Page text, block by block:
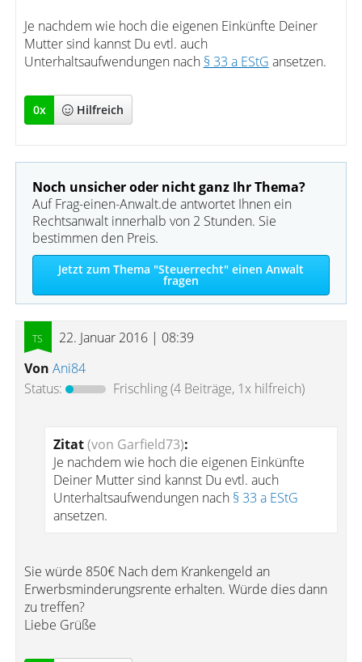
Je nachdem wie hoch die eigenen Einkünfte Deiner
Mutter sind kannst Du evtl. auch
Unterhaltsaufwendungen nach § 33 a EStG ansetzen.
0x Hilfreich
Noch unsicher oder nicht ganz Ihr Thema?
Auf Frag-einen-Anwalt.de antwortet Ihnen ein
Rechtsanwalt innerhalb von 2 Stunden. Sie
bestimmen den Preis.
Jetzt zum Thema "Steuerrecht" einen Anwalt
fragen
22. Januar 2016 | 08:39
Von Ani84
Status:
Frischling(4 Beiträge, 1x hilfreich)
Zitat(von Garfield73):
Je nachdem wie hoch die eigenen Einkünfte
Deiner Mutter sind kannst Du evtl. auch
Unterhaltsaufwendungen nach § 33 a EStG
ansetzen.
Sie würde 850€ Nach dem Krankengeld an
Erwerbsminderungsrente erhalten. Würde dies dann
zu treffen?
Liebe Grüße